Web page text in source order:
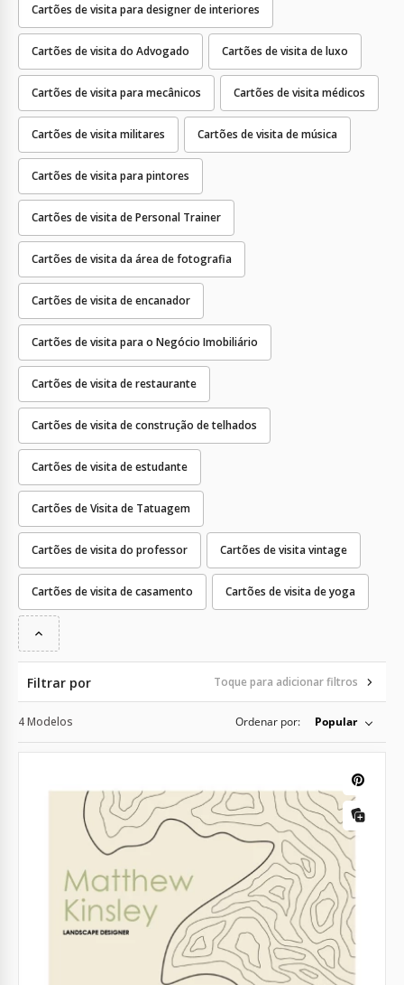
Cartões de visita para designer de interiores
Cartões de visita do Advogado Cartões de visita de luxo
Cartões de visita para mecânicos Cartões de visita médicos
Cartões de visita militares Cartões de visita de música
Cartões de visita para pintores
Cartões de visita de Personal Trainer
Cartões de visita da área de fotografia
Cartões de visita de encanador
Cartões de visita para o Negócio Imobiliário
Cartões de visita de restaurante
Cartões de visita de construção de telhados
Cartões de visita de estudante
Cartões de Visita de Tatuagem
Cartões de visita do professor Cartões de visita vintage
Cartões de visita de casamento Cartões de visita de yoga
Filtrar por Toque para adicionar filtros
4 Modelos Ordenar por: Popular